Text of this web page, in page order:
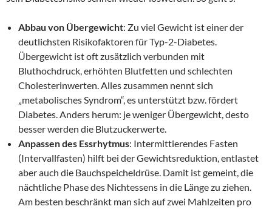
Abbau von Übergewicht: Zu viel Gewicht ist einer der
deutlichsten Risikofaktoren für Typ-2-Diabetes.
Übergewicht ist oft zusätzlich verbunden mit
Bluthochdruck, erhöhten Blutfetten und schlechten
Cholesterinwerten. Alles zusammen nennt sich
„metabolisches Syndrom“, es unterstützt bzw. fördert
Diabetes. Anders herum: je weniger Übergewicht, desto
besser werden die Blutzuckerwerte.
Anpassen des Essrhytmus: Intermittierendes Fasten
(Intervallfasten) hilft bei der Gewichtsreduktion, entlastet
aber auch die Bauchspeicheldrüse. Damit ist gemeint, die
nächtliche Phase des Nichtessens in die Länge zu ziehen.
Am besten beschränkt man sich auf zwei Mahlzeiten pro